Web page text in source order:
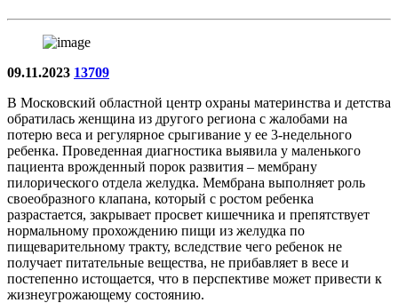
09.11.2023 13709
В Московский областной центр охраны материнства и детства
обратилась женщина из другого региона с жалобами на
потерю веса и регулярное срыгивание у ее 3-недельного
ребенка. Проведенная диагностика выявила у маленького
пациента врожденный порок развития – мембрану
пилорического отдела желудка. Мембрана выполняет роль
своеобразного клапана, который с ростом ребенка
разрастается, закрывает просвет кишечника и препятствует
нормальному прохождению пищи из желудка по
пищеварительному тракту, вследствие чего ребенок не
получает питательные вещества, не прибавляет в весе и
постепенно истощается, что в перспективе может привести к
жизнеугрожающему состоянию.